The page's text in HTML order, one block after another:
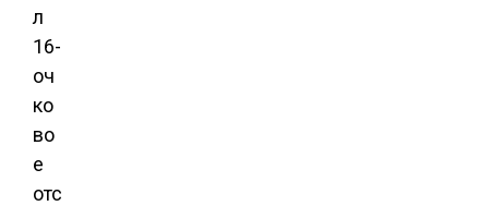
л
16-
оч
ко
во
е
отс